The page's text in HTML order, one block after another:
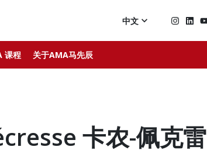
课程 关于AMA马先辰

中文 
卡农-佩克雷